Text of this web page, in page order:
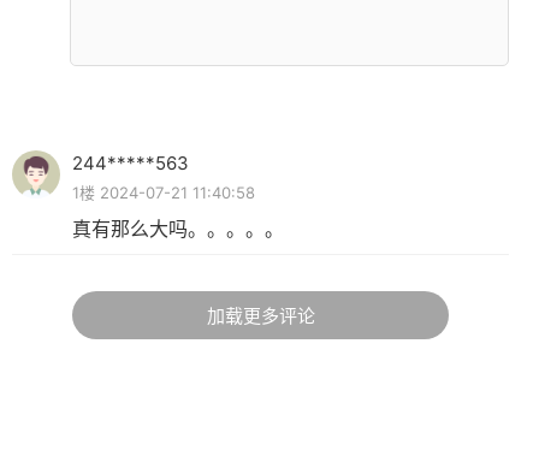
244*****563
1楼 2024-07-21 11:40:58
真有那么大吗。。。。。
加载更多评论